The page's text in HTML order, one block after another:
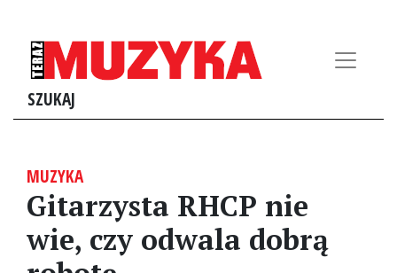
SZUKAJ
MUZYKA
Gitarzysta RHCP nie
wie, czy odwala dobrą